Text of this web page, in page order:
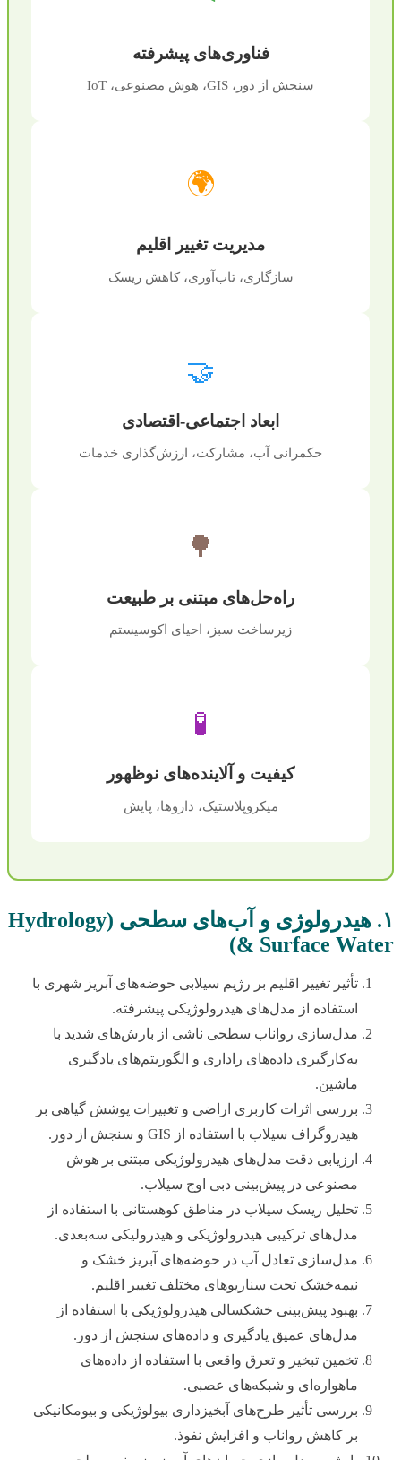
فناوری‌های پیشرفته
سنجش از دور، GIS، هوش مصنوعی، IoT
🌍
مدیریت تغییر اقلیم
سازگاری، تاب‌آوری، کاهش ریسک
🤝
ابعاد اجتماعی-اقتصادی
حکمرانی آب، مشارکت، ارزش‌گذاری خدمات
🌳
راه‌حل‌های مبتنی بر طبیعت
زیرساخت سبز، احیای اکوسیستم
🧪
کیفیت و آلاینده‌های نوظهور
میکروپلاستیک، داروها، پایش
۱. هیدرولوژی و آب‌های سطحی (Hydrology
& Surface Water)
تأثیر تغییر اقلیم بر رژیم سیلابی حوضه‌های آبریز شهری با
استفاده از مدل‌های هیدرولوژیکی پیشرفته.
مدل‌سازی رواناب سطحی ناشی از بارش‌های شدید با
به‌کارگیری داده‌های راداری و الگوریتم‌های یادگیری
ماشین.
بررسی اثرات کاربری اراضی و تغییرات پوشش گیاهی بر
هیدروگراف سیلاب با استفاده از GIS و سنجش از دور.
ارزیابی دقت مدل‌های هیدرولوژیکی مبتنی بر هوش
مصنوعی در پیش‌بینی دبی اوج سیلاب.
تحلیل ریسک سیلاب در مناطق کوهستانی با استفاده از
مدل‌های ترکیبی هیدرولوژیکی و هیدرولیکی سه‌بعدی.
مدل‌سازی تعادل آب در حوضه‌های آبریز خشک و
نیمه‌خشک تحت سناریوهای مختلف تغییر اقلیم.
بهبود پیش‌بینی خشکسالی هیدرولوژیکی با استفاده از
مدل‌های عمیق یادگیری و داده‌های سنجش از دور.
تخمین تبخیر و تعرق واقعی با استفاده از داده‌های
ماهواره‌ای و شبکه‌های عصبی.
بررسی تأثیر طرح‌های آبخیزداری بیولوژیکی و بیومکانیکی
بر کاهش رواناب و افزایش نفوذ.